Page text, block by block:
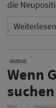
die
Weiterlesen
ANZEIGE
Wenn